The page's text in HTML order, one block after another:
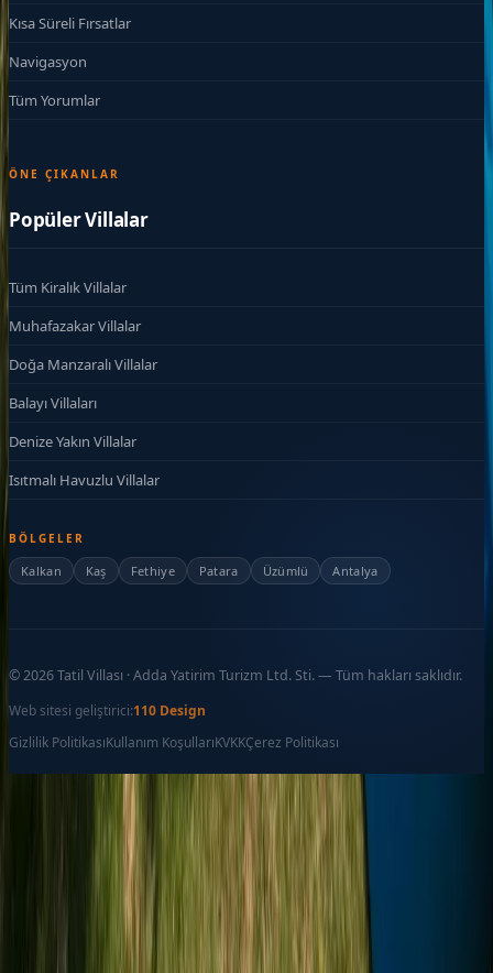
Kısa Süreli Fırsatlar
Navigasyon
Tüm Yorumlar
ÖNE ÇIKANLAR
Popüler Villalar
Tüm Kiralık Villalar
Muhafazakar Villalar
Doğa Manzaralı Villalar
Balayı Villaları
Denize Yakın Villalar
Isıtmalı Havuzlu Villalar
BÖLGELER
Kalkan Kaş Fethiye Patara Üzümlü Antalya
©2026Tatil Villası · Adda Yatirim Turizm Ltd. Sti. — Tüm hakları saklıdır.
Web sitesi geliştirici:110 Design
Gizlilik PolitikasıKullanım KoşullarıKVKKÇerez Politikası